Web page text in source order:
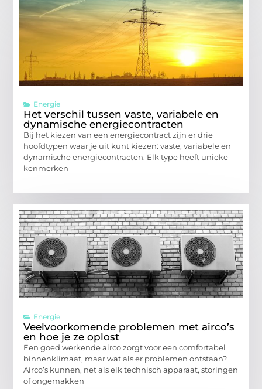
Energie
Het verschil tussen vaste, variabele en
dynamische energiecontracten
Bij het kiezen van een energiecontract zijn er drie
hoofdtypen waar je uit kunt kiezen: vaste, variabele en
dynamische energiecontracten. Elk type heeft unieke
kenmerken
Energie
Veelvoorkomende problemen met airco’s
en hoe je ze oplost
Een goed werkende airco zorgt voor een comfortabel
binnenklimaat, maar wat als er problemen ontstaan?
Airco’s kunnen, net als elk technisch apparaat, storingen
of ongemakken